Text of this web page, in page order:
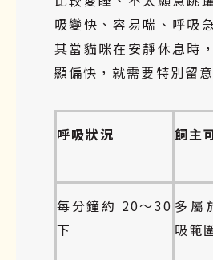
吸變快、容易喘、呼吸
其當貓咪在安靜休息時
顯偏快，就需要特別留意
呼吸狀況 飼主
每分鐘約 20～30
下
多屬
吸範